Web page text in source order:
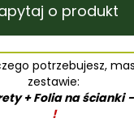
o produkt
potrzebujesz,
zestawie:
+ Folia na ścianki -
!